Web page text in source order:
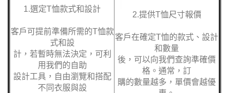
1.選定T恤款式和設計
客戶可提前準備所需的T恤款
式和設
計，若暫時無法決定，可利
用我們的自助
設計工具，自由瀏覽和搭配
不同衣服與設
2.提供T恤尺寸報價
客戶在確定T恤的款式、設計
和數量
後，可以向我們查詢準確價
格。通常，訂
購的數量越多，單價會越優